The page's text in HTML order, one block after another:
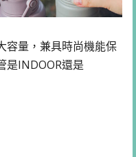
容量，兼具時尚機能保
是INDOOR還是